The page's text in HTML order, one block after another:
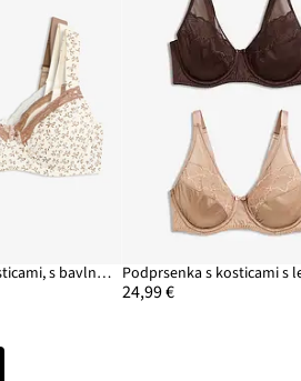
Podprsenka s kosticami, s bavlnou (3 ks)
24,99 €